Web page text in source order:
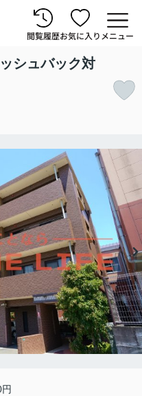
閲覧履歴お気に入り メニュー
シュバック対